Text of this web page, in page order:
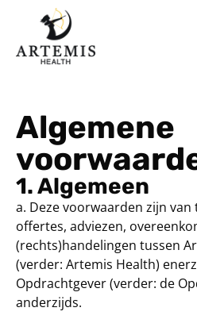
inhoud
Algemene
1. Algemeen
a. Deze voorwaarden zijn
offertes, adviezen,
(rechts)handelingen tussen
(verder: Artemis Health)
Opdrachtgever (verder: de
anderzijds.